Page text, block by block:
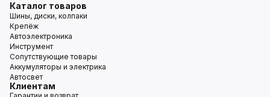
Каталог товаров
Шины, диски, колпаки
Крепёж
Автоэлектроника
Инструмент
Сопутствующие товары
Аккумуляторы и электрика
Автосвет
Клиентам